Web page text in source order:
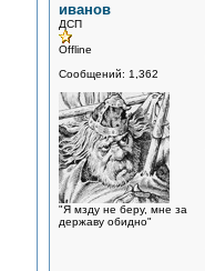
иванов
ДСП
Offline
Сообщений: 1,362
"Я мзду не беру, мне за
державу обидно"